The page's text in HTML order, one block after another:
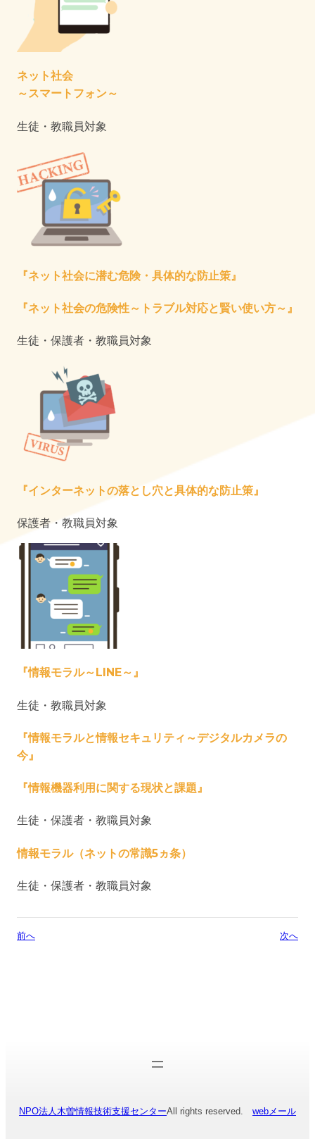
ネット社会
～スマートフォン～
生徒・教職員対象
『ネット社会に潜む危険・具体的な防止策』
『ネット社会の危険性～トラブル対応と賢い使い方～』
生徒・保護者・教職員対象
『インターネットの落とし穴と具体的な防止策』
保護者・教職員対象
『情報モラル～LINE～』
生徒・教職員対象
『情報モラルと情報セキュリティ～デジタルカメラの
今』
『情報機器利用に関する現状と課題』
生徒・保護者・教職員対象
情報モラル（ネットの常識5ヵ条）
生徒・保護者・教職員対象
前へ 次へ
NPO法人木曽情報技術支援センターAll rights reserved. webメール